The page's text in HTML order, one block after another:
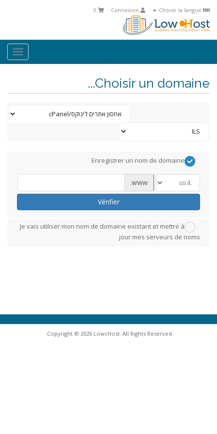
0
Choisir un domaine...
Enregistrer un nom de domaine
www.
Vérifier
Je vais utiliser mon nom de domaine existant et mettre à
jour mes serveurs de noms
Copyright © 2026 LowcHost. All Rights Reserved.